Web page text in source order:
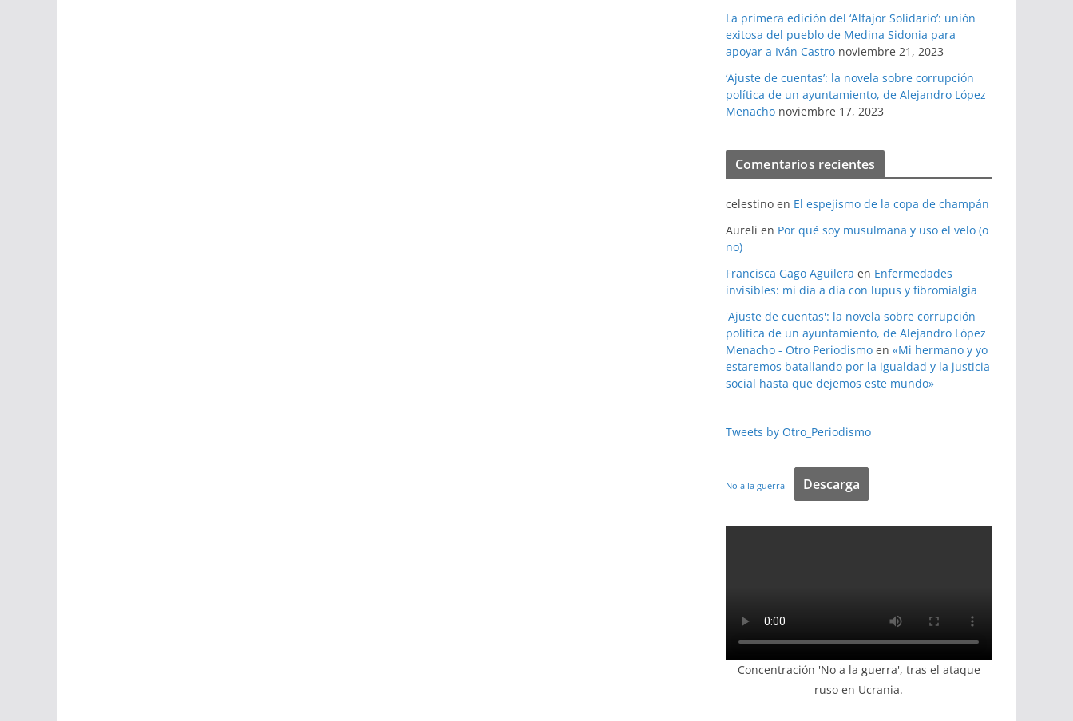
La primera edición del ‘Alfajor Solidario’: unión
exitosa del pueblo de Medina Sidonia para
apoyar a Iván Castro noviembre 21, 2023
‘Ajuste de cuentas’: la novela sobre corrupción
política de un ayuntamiento, de Alejandro López
Menacho noviembre 17, 2023
Comentarios recientes
celestino en El espejismo de la copa de champán
Aureli en Por qué soy musulmana y uso el velo (o
no)
Francisca Gago Aguilera en Enfermedades
invisibles: mi día a día con lupus y fibromialgia
'Ajuste de cuentas': la novela sobre corrupción
política de un ayuntamiento, de Alejandro López
Menacho - Otro Periodismo en «Mi hermano y yo
estaremos batallando por la igualdad y la justicia
social hasta que dejemos este mundo»
Tweets by Otro_Periodismo
No a la guerra Descarga
Concentración 'No a la guerra', tras el ataque
ruso en Ucrania.